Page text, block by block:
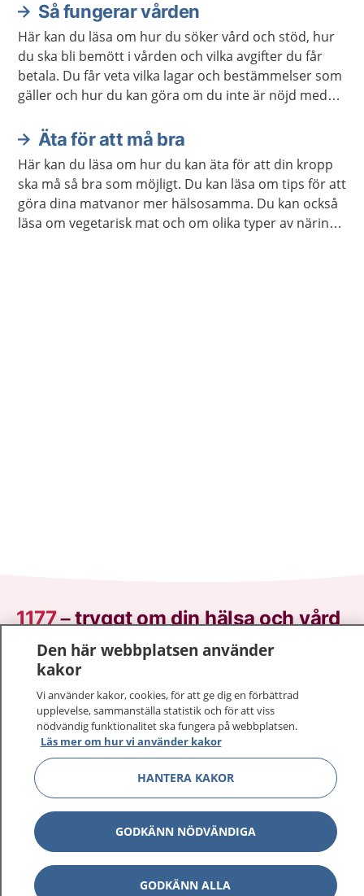
Så fungerar vården
Här kan du läsa om hur du söker vård och stöd, hur
du ska bli bemött i vården och vilka avgifter du får
betala. Du får veta vilka lagar och bestämmelser som
gäller och hur du kan göra om du inte är nöjd med
närstående.
Äta för att må bra
Här kan du läsa om hur du kan äta för att din kropp
ska må så bra som möjligt. Du kan läsa om tips för att
göra dina matvanor mer hälsosamma. Du kan också
läsa om vegetarisk mat och om olika typer av näring
1177–tryggt om din hälsa och vård
På 1177.se får du råd om hälsa och information om
sjukdomar och vilka mottagningar du kan kontakta.
Logga in för att läsa din journal och göra dina
vårdärenden. Ring telefonnummer 1177 för
sjukvårdsrådgivning dygnet runt.
1177 ger dig råd när du vill må bättre.
1177 på flera språk Visa
Den här webbplatsen använder
kakor
Vi använder kakor, cookies, för att ge dig en förbättrad
upplevelse, sammanställa statistik och för att viss
nödvändig funktionalitet ska fungera på webbplatsen.
Läs mer om hur vi använder kakor
HANTERA KAKOR
GODKÄNN NÖDVÄNDIGA
GODKÄNN ALLA